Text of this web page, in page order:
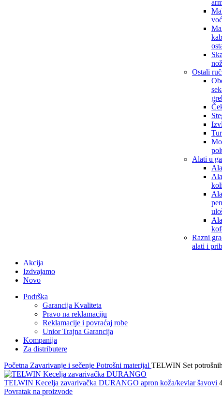
Ostali
Alati u
Razni
alati i
Akcija
Izdvajamo
Novo
Podrška
Garancija Kvaliteta
Pravo na reklamaciju
Reklamacije i povraćaj robe
Unior Trajna Garancija
Kompanija
Za distributere
Početna Zavarivanje i sečenje Potrošni materijal TELWIN Set
TELWIN Kecelja zavarivačka DURANGO apron koža/kevlar šavovi
Povratak na proizvode